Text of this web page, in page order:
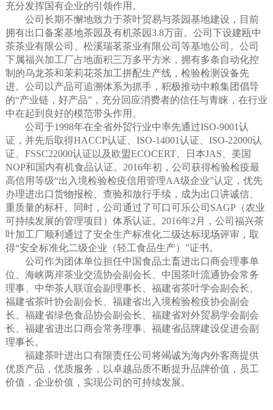
充分发挥国有企业的引领作用。
公司长期不懈地致力于茶叶贸易与茶园基地建设，目前
拥有出口备案基地茶园及有机茶园3.8万亩。公司下设建瓯中
茶茶业有限公司、松溪瑞茗茶业有限公司等基地公司。公司
下属福兴加工厂占地面积三万多平方米，拥有多条自动化控
制的乌龙茶和茉莉花茶加工拼配生产线，检验检测设备先
进。公司以产品可追溯体系为抓手，积极推动中粮集团倡导
的“产业链，好产品”，充分回应消费者的信任与青睐，在行业
中在起到良好的模范带头作用。
公司于1998年在全省外贸行业中率先通过ISO-9001认
证，并先后取得HACCP认证、ISO-14001认证、ISO-22000认
证、FSSC22000认证以及欧盟ECOCERT、日本JAS、美国
NOP和国内有机食品认证。2016年初，公司获得检验检疫最
高信用等级“出入境检验检疫信用管理AA级企业”认定，优先
办理进出口货物报检、查验和放行手续，成为出口讲诚信、
重质量的标杆。同时，公司通过了可口可乐公司SAGP（农业
可持续发展的管理项目）体系认证。2016年2月，公司福兴茶
叶加工厂顺利通过了安全生产标准化二级达标现场评审，取
得“安全标准化二级企业（轻工食品生产）”证书。
公司作为团体单位担任中国食品土畜进出口商会理事单
位、海峡两岸茶业交流协会副会长、中国茶叶流通协会常务
理事、中华茶人联谊会副理事长、福建省茶叶学会副会长、
福建省茶叶协会副会长、福建省出入境检验检疫协会副会
长、福建省绿色食品协会副会长、福建省对外贸易学会副会
长、福建省进出口商会常务理事、福建省品牌建设促进会副
理事长。
福建茶叶进出口有限责任公司将竭诚为海内外客商提供
优质产品，优质服务，以卓越品质不断提升品牌价值，员工
价值，企业价值，实现公司的可持续发展。